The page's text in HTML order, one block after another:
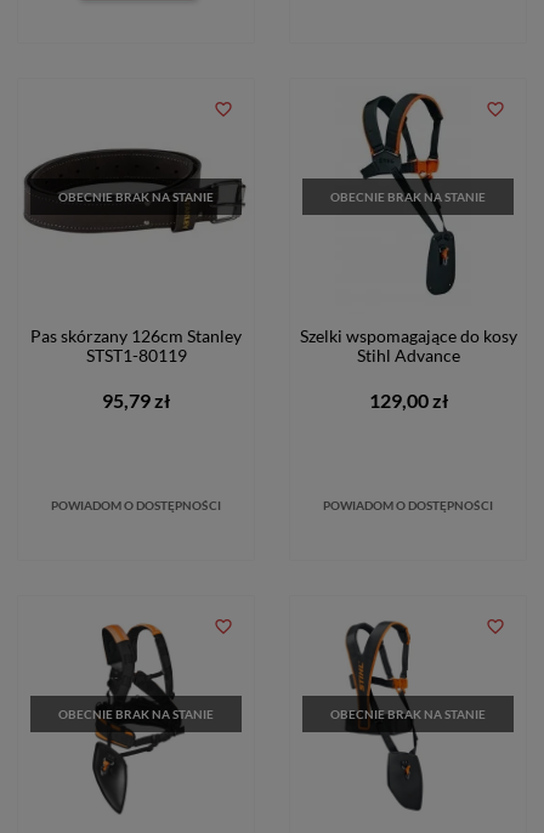
OBECNIE BRAK NA STANIE
Pas skórzany 126cm Stanley
STST1-80119
95,79 zł
POWIADOM O DOSTĘPNOŚCI
favorite_border
OBECNIE BRAK NA STANIE
Szelki wspomagające do kosy
Stihl Advance
129,00 zł
POWIADOM O DOSTĘPNOŚCI
favorite_border
OBECNIE BRAK NA STANIE
favorite_border
OBECNIE BRAK NA STANIE
favorite_border